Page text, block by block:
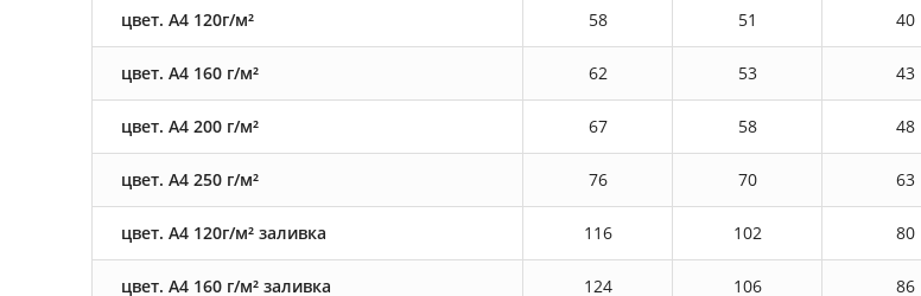
цвет. А4 120г/м² 58 51 40
цвет. А4 160 г/м² 62 53 43
цвет. А4 200 г/м² 67 58 48
цвет. А4 250 г/м² 76 70 63
цвет. А4 120г/м² заливка 116 102 80
цвет. А4 160 г/м² заливка 124 106 86